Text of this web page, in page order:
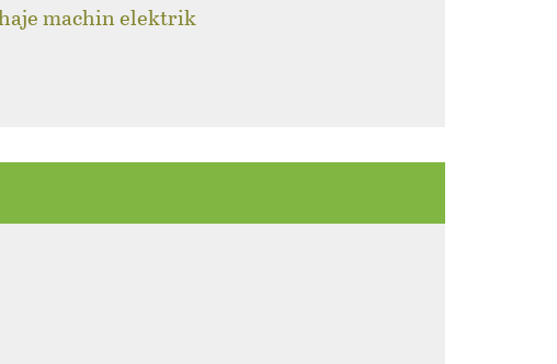
machin elektrik